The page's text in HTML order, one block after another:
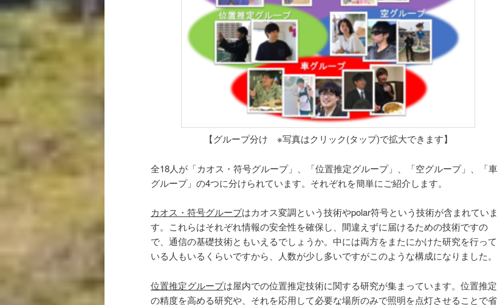
【グループ分け ※写真はクリック(タップ)で拡大できます】
全18人が「カオス・符号グループ」、「位置推定グループ」、「空グループ」、「車
グループ」の4つに分けられています。それぞれを簡単にご紹介します。
カオス・符号グループはカオス変調という技術やpolar符号という技術が含まれていま
す。これらはそれぞれ情報の安全性を確保し、間違えずに届けるための技術ですの
で、通信の基礎技術ともいえるでしょうか。中には両方をまたにかけた研究を行って
いる人もいるくらいですから、人数が少し多いですがこのような構成になりました。
位置推定グループは屋内での位置推定技術に関する研究が集まっています。位置推定
の精度を高める研究や、それを応用して必要な場所のみで照明を点灯させることで省